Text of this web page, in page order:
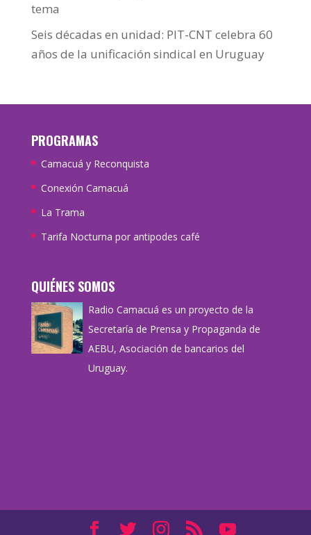
tema
Seis décadas en unidad: PIT-CNT celebra 60
años de la unificación sindical en Uruguay
PROGRAMAS
Camacuá y Reconquista
Conexión Camacuá
La Trama
Tarifa Nocturna por antipodes café
QUIÉNES SOMOS
Radio Camacuá es un proyecto de la
Secretaría de Prensa y Propaganda de
AEBU, Asociación de bancarios del
Uruguay.